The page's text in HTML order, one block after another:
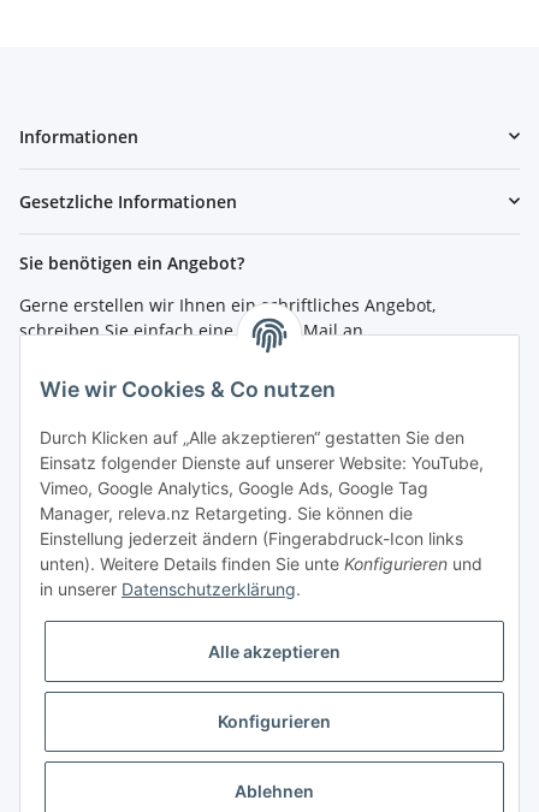
Informationen
Gesetzliche Informationen
Sie benötigen ein Angebot?
Gerne erstellen wir Ihnen ein schriftliches Angebot,
schreiben Sie einfach eine kurze E-Mail an
Bestellen per Fax oder Tel:
Tel.: 0261 / 50089561
Fax: 0261 / 50089555
So erreichen Sie uns
Shop.4teachers.de
Maximinstraße 1
56072 Koblenz
Tel.: 0261 / 50089561
Vertrag widerrufen
* Alle Preise inkl. gesetzlicher USt., zzgl.Versand
Wie wir Cookies & Co nutzen
Durch Klicken auf „Alle akzeptieren“ gestatten Sie den
Einsatz folgender Dienste auf unserer Website: YouTube,
Vimeo, Google Analytics, Google Ads, Google Tag
Manager, releva.nz Retargeting. Sie können die
Einstellung jederzeit ändern (Fingerabdruck-Icon links
unten). Weitere Details finden Sie unte Konfigurieren und
in unserer Datenschutzerklärung.
Alle akzeptieren
Konfigurieren
Ablehnen